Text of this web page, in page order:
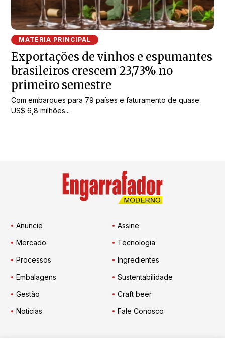
MATÉRIA PRINCIPAL
Exportações de vinhos e espumantes
brasileiros crescem 23,73% no
primeiro semestre
Com embarques para 79 países e faturamento de quase
US$ 6,8 milhões...
Anuncie
Assine
Mercado
Tecnologia
Processos
Ingredientes
Embalagens
Sustentabilidade
Gestão
Craft beer
Notícias
Fale Conosco